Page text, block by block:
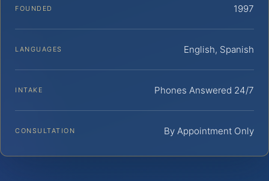
FOUNDED 1997
LANGUAGES English, Spanish
INTAKE Phones Answered 24/7
CONSULTATION By Appointment Only